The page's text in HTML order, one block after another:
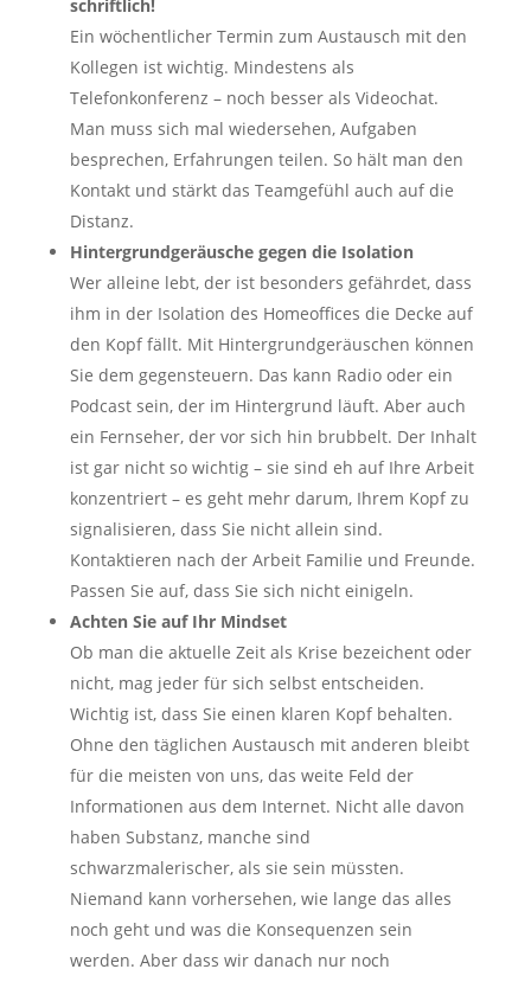
schriftlich!
Ein wöchentlicher Termin zum Austausch mit den
Kollegen ist wichtig. Mindestens als
Telefonkonferenz – noch besser als Videochat.
Man muss sich mal wiedersehen, Aufgaben
besprechen, Erfahrungen teilen. So hält man den
Kontakt und stärkt das Teamgefühl auch auf die
Distanz.
Hintergrundgeräusche gegen die Isolation
Wer alleine lebt, der ist besonders gefährdet, dass
ihm in der Isolation des Homeoffices die Decke auf
den Kopf fällt. Mit Hintergrundgeräuschen können
Sie dem gegensteuern. Das kann Radio oder ein
Podcast sein, der im Hintergrund läuft. Aber auch
ein Fernseher, der vor sich hin brubbelt. Der Inhalt
ist gar nicht so wichtig – sie sind eh auf Ihre Arbeit
konzentriert – es geht mehr darum, Ihrem Kopf zu
signalisieren, dass Sie nicht allein sind.
Kontaktieren nach der Arbeit Familie und Freunde.
Passen Sie auf, dass Sie sich nicht einigeln.
Achten Sie auf Ihr Mindset
Ob man die aktuelle Zeit als Krise bezeichent oder
nicht, mag jeder für sich selbst entscheiden.
Wichtig ist, dass Sie einen klaren Kopf behalten.
Ohne den täglichen Austausch mit anderen bleibt
für die meisten von uns, das weite Feld der
Informationen aus dem Internet. Nicht alle davon
haben Substanz, manche sind
schwarzmalerischer, als sie sein müssten.
Niemand kann vorhersehen, wie lange das alles
noch geht und was die Konsequenzen sein
werden. Aber dass wir danach nur noch